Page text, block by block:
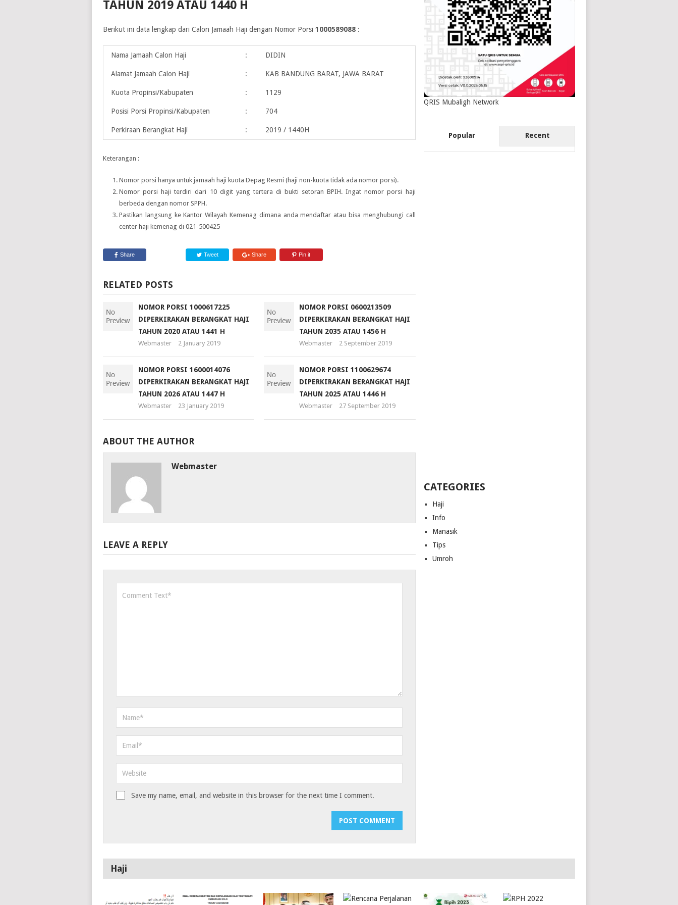
TAHUN 2019 ATAU 1440 H
Berikut ini data lengkap dari Calon Jamaah Haji dengan Nomor Porsi 1000589088:
Nama Jamaah Calon Haji : DIDIN
Alamat Jamaah Calon Haji : KAB BANDUNG BARAT, JAWA BARAT
Kuota Propinsi/Kabupaten : 1129
Posisi Porsi Propinsi/Kabupaten : 704
Perkiraan Berangkat Haji : 2019 / 1440H
Keterangan :
Nomor porsi hanya untuk jamaah haji kuota Depag Resmi (haji non-kuota tidak ada nomor porsi).
Nomor porsi haji terdiri dari 10 digit yang tertera di bukti setoran BPIH. Ingat nomor porsi haji
berbeda dengan nomor SPPH.
Pastikan langsung ke Kantor Wilayah Kemenag dimana anda mendaftar atau bisa menghubungi call
center haji kemenag di 021-500425
Share Tweet Share Pin it
RELATED POSTS
NOMOR PORSI 1000617225
DIPERKIRAKAN BERANGKAT HAJI
TAHUN 2020 ATAU 1441 H
Webmaster 2 January 2019
NOMOR PORSI 0600213509
DIPERKIRAKAN BERANGKAT HAJI
TAHUN 2035 ATAU 1456 H
Webmaster 2 September 2019
NOMOR PORSI 1600014076
DIPERKIRAKAN BERANGKAT HAJI
TAHUN 2026 ATAU 1447 H
Webmaster 23 January 2019
NOMOR PORSI 1100629674
DIPERKIRAKAN BERANGKAT HAJI
TAHUN 2025 ATAU 1446 H
Webmaster 27 September 2019
ABOUT THE AUTHOR
Webmaster
LEAVE A REPLY
Save my name, email, and website in this browser for the next time I comment.
QRIS Mubaligh Network
Popular Recent
CATEGORIES
Haji
Info
Manasik
Tips
Umroh
Haji